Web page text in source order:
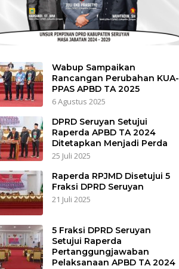
Wabup Sampaikan
Rancangan Perubahan KUA-
PPAS APBD TA 2025
6 Agustus 2025
DPRD Seruyan Setujui
Raperda APBD TA 2024
Ditetapkan Menjadi Perda
25 Juli 2025
Raperda RPJMD Disetujui 5
Fraksi DPRD Seruyan
21 Juli 2025
5 Fraksi DPRD Seruyan
Setujui Raperda
Pertanggungjawaban
Pelaksanaan APBD TA 2024